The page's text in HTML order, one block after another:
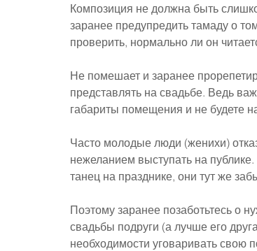
Композиция не должна быть
заранее предупредить тамаду о
проверить, нормально ли он
Не помешает и заранее
представлять на свадьбе. Ведь
габариты помещения и не будете
Часто молодые люди (женихи)
нежеланием выступать на
танец на празднике, они тут же
Поэтому заранее позаботьтесь о
свадьбы подруги (а лучше его
необходимости уговаривать свою